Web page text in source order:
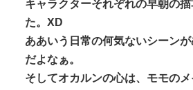
キャラクターそれぞれの早朝の
た。XD
ああいう日常の何気ないシーン
だよなぁ。
そしてオカルンの心は、モモの